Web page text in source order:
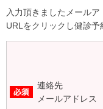
入力頂きましたメール
URLをクリックし健診
連絡先
メールアドレス